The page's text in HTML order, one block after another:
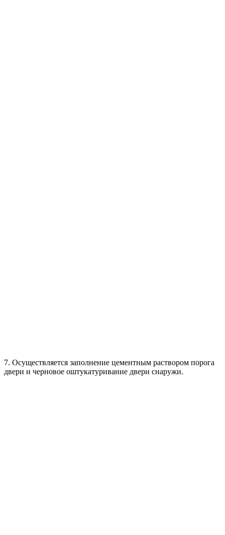
7. Осуществляется заполнение цементным раствором порога
двери и черновое оштукатуривание двери снаружи.